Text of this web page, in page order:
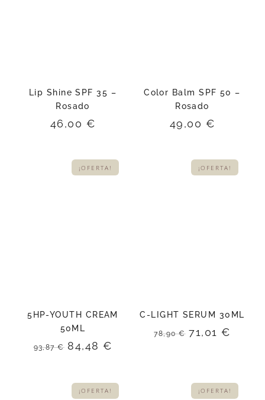
Lip Shine SPF 35 –
Rosado
46,00 €
Color Balm SPF 50 –
Rosado
49,00 €
¡OFERTA!
5HP-YOUTH CREAM
50ML
93,87€ El
era:
93,87 €.
84,48 €
es:
84,48 €.
¡OFERTA!
C-LIGHT SERUM 30ML
78,90€ El
78,90 €.
71,01 €
71,01
¡OFERTA! ¡OFERTA!